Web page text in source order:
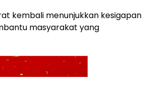
kembali menunjukkan kesigapan
masyarakat yang